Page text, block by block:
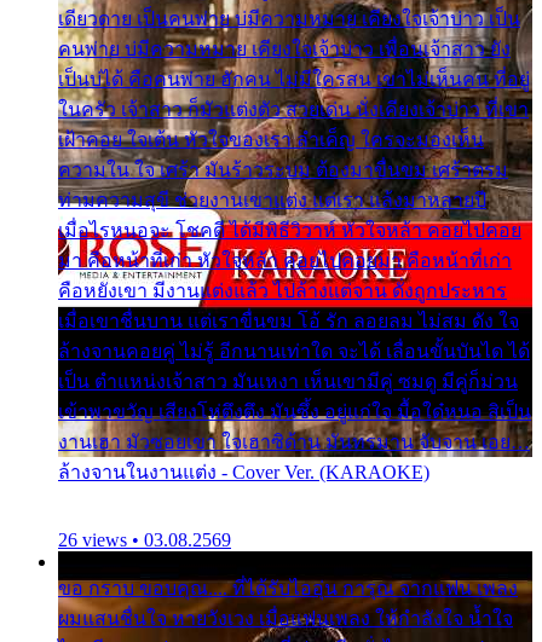
เดียวดาย เป็นคนพ่าย บ่มีความหมาย เคียงใจเจ้าบ่าว เป็น
คนพ่าย บ่มีความหมาย เคียงใจเจ้าบ่าว เพื่อนเจ้าสาว ยัง
เป็นบ่ได้ คือคนพ่าย ฮักคน ไม่มีใครสน เขาไม่เห็นคน ที่อยู่
ในครัว เจ้าสาว ก็มัวแต่งตัว สวยเด่น นั่งเคียงเจ้าบ่าว ที่เขา
เฝ้าคอย ใจเต้น หัวใจของเรา ลำเค็ญ ใครจะมองเห็น
ความใน ใจ เศร้า มันร้าวระบม ต้องมาขื่นขม เศร้าตรม
ท่ามความสุขี ช่วยงานเขาแต่ง แต่เรา แล้งมาหลายปี
เมื่อไรหนอจะ โชคดี ได้มีพิธีวิวาห์ หัวใจหล้า คอยไปคอย
มา คือหน้าที่เก่า หัวใจหล้า คอยไปคอยมา คือหน้าที่เก่า
คือหยังเขา มีงานแต่งแล้ว ไปล้างแต่จาน ดั่งถูกประหาร
เมื่อเขาชื่นบาน แต่เราขื่นขม โอ้ รัก ลอยลม ไม่สม ดัง ใจ
ล้างจานคอยคู่ ไม่รู้ อีกนานเท่าใด จะได้ เลื่อนขั้นบันได ได้
เป็น ตำแหน่งเจ้าสาว มันเหงา เห็นเขามีคู่ ซมดู มีคู่ก็ม่วน
เข้าพาขวัญ เสียงโห่ตึงตึง มันซึ้ง อยู่แก่ใจ มื้อใด๋หนอ สิเป็น
งานเฮา มัวซอยเขา ใจเฮาซิด้าน มันทรมาน จับจาน เอย…
ล้างจานในงานแต่ง - Cover Ver. (KARAOKE)
26 views • 03.08.2569
ขอ กราบ ขอบคุณ.... ที่ได้รับไออุ่น การุณ จากแฟน เพลง
ผมแสนชื่นใจ หายวังเวง เมื่อแฟนเพลง ให้กำลังใจ น้ำใจ